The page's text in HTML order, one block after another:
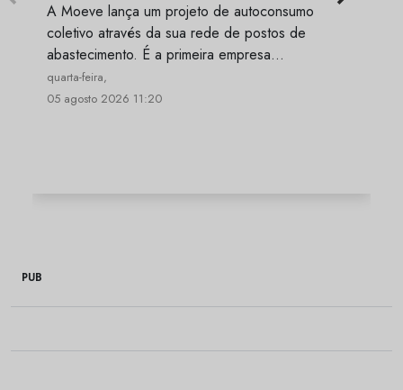
A Moeve lança um projeto de autoconsumo
coletivo através da sua rede de postos de
abastecimento. É a primeira empresa…
quarta-feira,
05 agosto 2026 11:20
PUB